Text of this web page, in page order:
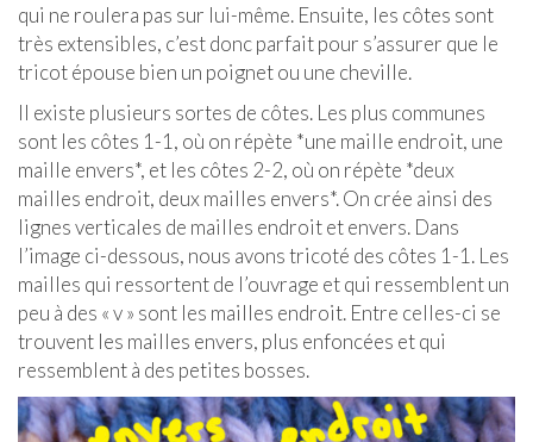
qui ne roulera pas sur lui-même. Ensuite, les côtes sont
très extensibles, c’est donc parfait pour s’assurer que le
tricot épouse bien un poignet ou une cheville.
Il existe plusieurs sortes de côtes. Les plus communes
sont les côtes 1-1, où on répète *une maille endroit, une
maille envers*, et les côtes 2-2, où on répète *deux
mailles endroit, deux mailles envers*. On crée ainsi des
lignes verticales de mailles endroit et envers. Dans
l’image ci-dessous, nous avons tricoté des côtes 1-1. Les
mailles qui ressortent de l’ouvrage et qui ressemblent un
peu à des « v » sont les mailles endroit. Entre celles-ci se
trouvent les mailles envers, plus enfoncées et qui
ressemblent à des petites bosses.